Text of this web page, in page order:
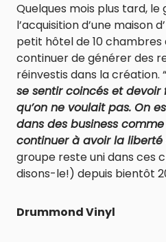
Quelques mois plus tard,
l’acquisition d’une maison
petit hôtel de 10
continuer de générer des
réinvestis dans la création. “
se sentir coincés et
qu’on ne voulait pas. On
dans des business
continuer à avoir la
groupe reste uni dans ces
disons-le!) depuis bientôt
Drummond Vinyl